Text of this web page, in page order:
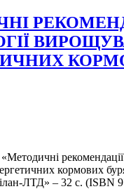
рекомендації
кормових
ЛТД» – 32 с. (ISBN